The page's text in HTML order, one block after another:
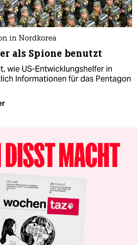
in Nordkorea
als Spione benutzt
wie US-Entwicklungshelfer in
Informationen für das Pentagon